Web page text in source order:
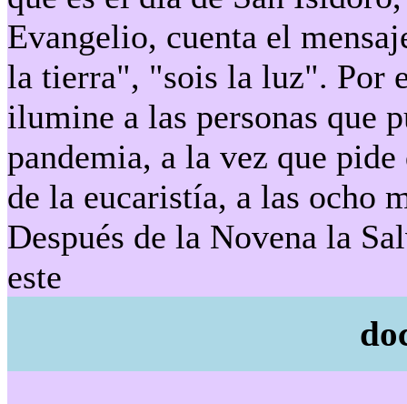
Evangelio, cuenta el
la tierra", "sois la luz". Por
ilumine a las personas que
pandemia, a la vez que
de la eucaristía, a las ocho
Después de la Novena la
este